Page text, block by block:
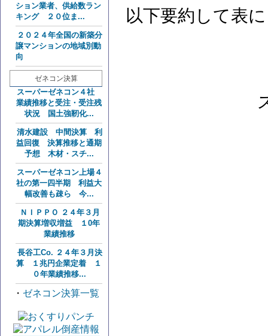
ション業者、供給数ラン
キング ２０位ま...
２０２４年全国の新築分
譲マンションの地域別動
向
ゼネコン決算
スーパーゼネコン４社
業績推移と受注・受注残
状況 国土強靭化...
清水建設 中間決算 利
益回復 決算推移と通期
予想 木材・スチ...
スーパーゼネコン上場４
社の第一四半期 利益大
幅改善も疎ら 今...
ＮＩＰＰＯ ２４年３月
期決算増収増益 １0年
業績推移
長谷工Co. ２４年３月決
算 １兆円企業定着 １
０年業績推移...
・ ゼネコン決算一覧
以下要約して表